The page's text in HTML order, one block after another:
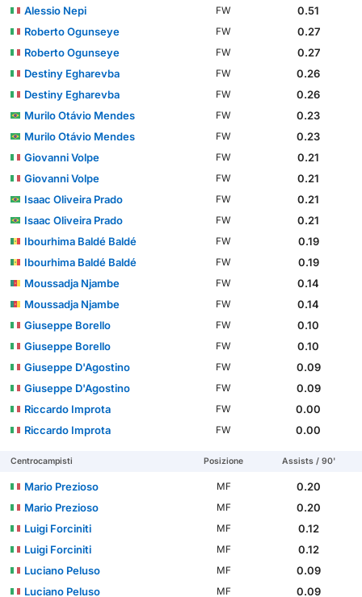
Alessio Nepi FW
0.51
Roberto Ogunseye
FW
0.27
Roberto Ogunseye
FW
0.27
Destiny Egharevba
FW
0.26
Destiny Egharevba
FW
0.26
Murilo Otávio Mendes
FW
0.23
Murilo Otávio Mendes
FW
0.23
Giovanni Volpe
FW
0.21
Giovanni Volpe
FW
0.21
Isaac Oliveira Prado
FW
0.21
Isaac Oliveira Prado
FW
0.21
Ibourhima Baldé Baldé
FW
0.19
Ibourhima Baldé Baldé
FW
0.19
Moussadja Njambe
FW
0.14
Moussadja Njambe
FW
0.14
Giuseppe Borello
FW
0.10
Giuseppe Borello
FW
0.10
Giuseppe D'Agostino
FW
0.09
Giuseppe D'Agostino
FW
0.09
Riccardo Improta
FW
0.00
Riccardo Improta
FW 0.00
Centrocampisti Posizione Assists / 90'
Mario Prezioso MF
0.20
Mario Prezioso
MF
0.20
Luigi Forciniti
MF
0.12
Luigi Forciniti
MF
0.12
Luciano Peluso
MF
0.09
Luciano Peluso
MF
0.09